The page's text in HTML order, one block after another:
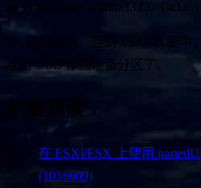
/dev/disks/mpx.vmhba33:C0:T0:L0:1
5、挂载成功，回到 ESXI 界面中
才的 USB 存储设备分区了。
扩展阅读
在 ESXi/ESX 上使用
(1036609)